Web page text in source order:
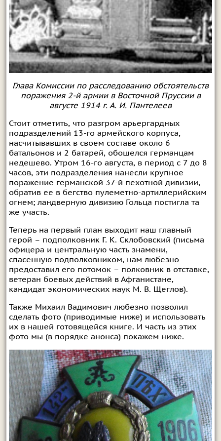
Глава Комиссии по расследованию обстоятельств
поражения 2-й армии в Восточной Пруссии в
августе 1914 г. А. И. Пантелеев
Стоит отметить, что разгром арьергардных
подразделений 13-го армейского корпуса,
насчитывавших в своем составе около 6
батальонов и 2 батарей, обошелся германцам
недешево. Утром 16-го августа, в период с 7 до 8
часов, эти подразделения нанесли крупное
поражение германской 37-й пехотной дивизии,
обратив ее в бегство пулеметно-артиллерийским
огнем; ландверную дивизию Гольца постигла та
же участь.
Теперь на первый план выходит наш главный
герой – подполковник Г. К. Склобовский (письма
офицера и центральную часть знамени,
спасенную подполковником, нам любезно
предоставил его потомок – полковник в отставке,
ветеран боевых действий в Афганистане,
кандидат экономических наук М. В. Щеглов).
Также Михаил Вадимович любезно позволил
сделать фото (приводимые ниже) и использовать
их в нашей готовящейся книге. И часть из этих
фото мы (в порядке анонса) покажем ниже.